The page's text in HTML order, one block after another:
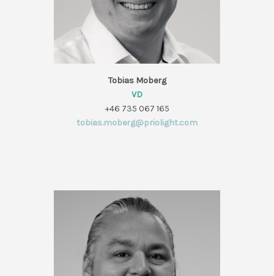
Tobias Moberg
VD
+46 735 067 165
tobias.moberg@priolight.com